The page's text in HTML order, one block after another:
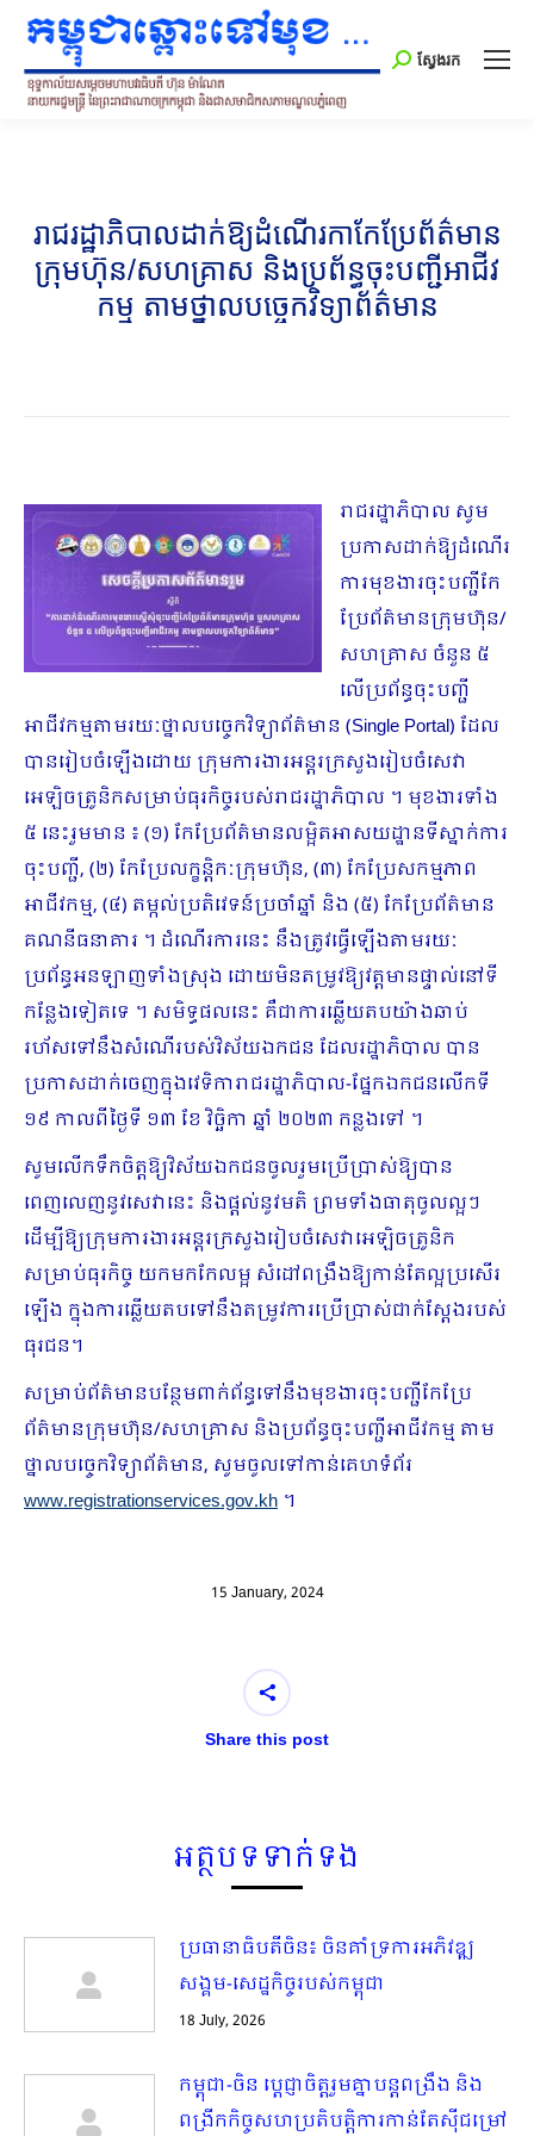
Search:
ស្វែងរក
រាជរដ្ឋាភិបាលដាក់ឱ្យដំណើរកាកែប្រែព័ត៌មាន
ក្រុមហ៊ុន/សហគ្រាស និងប្រព័ន្ធចុះបញ្ជីអាជីវ
កម្ម តាមថ្នាលបច្ចេកវិទ្យាព័ត៌មាន
រាជរដ្ឋាភិបាល សូម
ប្រកាសដាក់ឱ្យដំណើរ
ការមុខងារចុះបញ្ជីកែ
ប្រែព័ត៌មានក្រុមហ៊ុន/
សហគ្រាស ចំនួន ៥
លើប្រព័ន្ធចុះបញ្ជី
អាជីវកម្មតាមរយៈថ្នាលបច្ចេកវិទ្យាព័ត៌មាន (Single Portal) ដែល
បានរៀបចំឡើងដោយ ក្រុមការងារអន្តរក្រសួងរៀបចំសេវា
អេឡិចត្រូនិកសម្រាប់ធុរកិច្ចរបស់រាជរដ្ឋាភិបាល ។ មុខងារទាំង
៥ នេះរួមមាន ៖ (១) កែប្រែព័ត៌មានលម្អិតអាសយដ្ឋានទីស្នាក់ការ
ចុះបញ្ជី, (២) កែប្រែលក្ខន្តិកៈក្រុមហ៊ុន, (៣) កែប្រែសកម្មភាព
អាជីវកម្ម, (៤) តម្កល់ប្រតិវេទន៍ប្រចាំឆ្នាំ និង (៥) កែប្រែព័ត៌មាន
គណនីធនាគារ ។ ដំណើរការនេះ នឹងត្រូវធ្វើឡើងតាមរយៈ
ប្រព័ន្ធអនឡាញទាំងស្រុង ដោយមិនតម្រូវឱ្យវត្តមានផ្ទាល់នៅទី
កន្លែងទៀតទេ ។ សមិទ្ធផលនេះ គឺជាការឆ្លើយតបយ៉ាងឆាប់
រហ័សទៅនឹងសំណើរបស់វិស័យឯកជន ដែលរដ្ឋាភិបាល បាន
ប្រកាសដាក់ចេញក្នុងវេទិការាជរដ្ឋាភិបាល-ផ្នែកឯកជនលើកទី
១៩ កាលពីថ្ងៃទី ១៣ ខែ វិច្ឆិកា ឆ្នាំ ២០២៣ កន្លងទៅ ។
សូមលើកទឹកចិត្តឱ្យវិស័យឯកជនចូលរួមប្រើប្រាស់ឱ្យបាន
ពេញលេញនូវសេវានេះ និងផ្តល់នូវមតិ ព្រមទាំងធាតុចូលល្អៗ
ដើម្បីឱ្យក្រុមការងារអន្តរក្រសួងរៀបចំសេវាអេឡិចត្រូនិក
សម្រាប់ធុរកិច្ច យកមកកែលម្អ សំដៅពង្រឹងឱ្យកាន់តែល្អប្រសើរ
ឡើង ក្នុងការឆ្លើយតបទៅនឹងតម្រូវការប្រើប្រាស់ជាក់ស្តែងរបស់
ធុរជន។
សម្រាប់​ព័ត៌មាន​បន្ថែមពាក់ព័ន្ធទៅនឹងមុខងារចុះបញ្ជីកែប្រែ
ព័ត៌មានក្រុមហ៊ុន/សហគ្រាស និងប្រព័ន្ធចុះបញ្ជីអាជីវកម្ម តាម
ថ្នាលបច្ចេកវិទ្យាព័ត៌មាន, សូមចូលទៅកាន់គេហទំព័រ
www.registrationservices.gov.kh ។
15 January, 2024
Share this post
អត្ថបទទាក់ទង
ប្រធានាធិបតីចិន៖ ចិនគាំទ្រការអភិវឌ្ឍ
សង្គម-សេដ្ឋកិច្ចរបស់កម្ពុជា
18 July, 2026
កម្ពុជា-ចិន ប្ដេជ្ញាចិត្តរួមគ្នាបន្តពង្រឹង និង
ពង្រីកកិច្ចសហប្រតិបត្តិការកាន់តែស៊ីជម្រៅ